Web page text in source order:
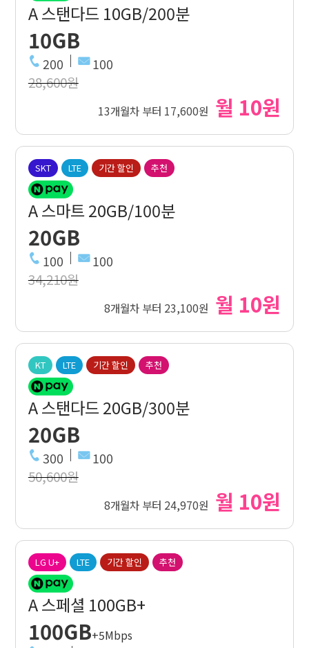
A 스탠다드 10GB/200분
10GB
200 100
28,600원
13개월차 부터 17,600원 월 10원
SKT LTE 기간 할인 추천
A 스마트 20GB/100분
20GB
100 100
34,210원
8개월차 부터 23,100원 월 10원
KT LTE 기간 할인 추천
A 스탠다드 20GB/300분
20GB
300 100
50,600원
8개월차 부터 24,970원 월 10원
LG U+ LTE 기간 할인 추천
A 스페셜 100GB+
100GB+5Mbps